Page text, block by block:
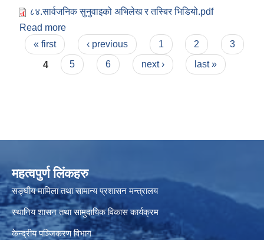
८४.सार्वजनिक सुनुवाइको अभिलेख र तस्बिर भिडियो.pdf
Read more
Pages
« first ‹ previous 1 2
3
4
5 6 next › last »
महत्वपुर्ण लिंकहरु
सङ्घीय मामिला तथा सामान्य प्रशासन मन्त्रालय
स्थानिय शासन तथा सामुदायिक विकास कार्यक्रम
केन्द्रीय पञ्जिकरण विभाग